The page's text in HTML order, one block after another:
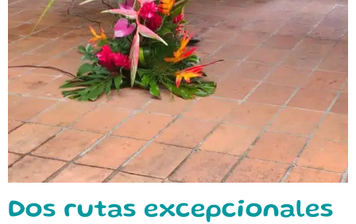
Dos rutas excepcionales